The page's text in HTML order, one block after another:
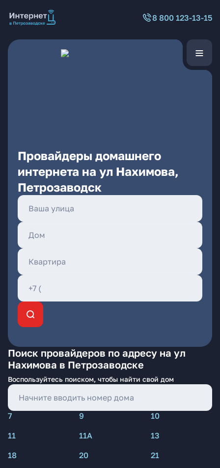
8 800 123-13-15
Провайдеры домашнего
интернета на ул Нахимова,
Петрозаводск
Поиск провайдеров по адресу на ул
Нахимова в Петрозаводске
Воспользуйтесь поиском, чтобы найти свой дом
7 9
10
11
11А
13
18
20
21